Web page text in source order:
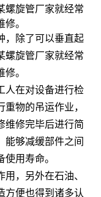
螺旋管厂家就经常
。
，除了可以垂直起
螺旋管厂家就经常
。
人在对设备进行检
物的吊运作业，
维修完毕后进行简
能够减缓部件之间
用寿命。
，另外在石油、
方便也得到诸多认